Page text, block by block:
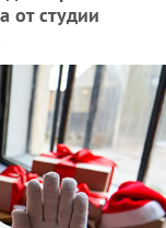
от студии